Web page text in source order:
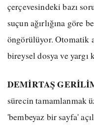
çerçevesindeki bazı
suçun ağırlığına göre
öngörülüyor. Otomatik
bireysel dosya ve yargı
DEMİRTAŞ
sürecin tamamlanmak
'bembeyaz bir sayfa'